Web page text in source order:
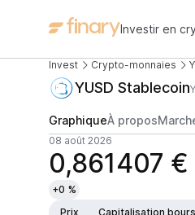
Investir en
Invest Crypto-monnaies
YUSD Stablecoin
GraphiqueÀ propos
08 août 2026
0,861407 €
+0 %
Prix
Capitalisation